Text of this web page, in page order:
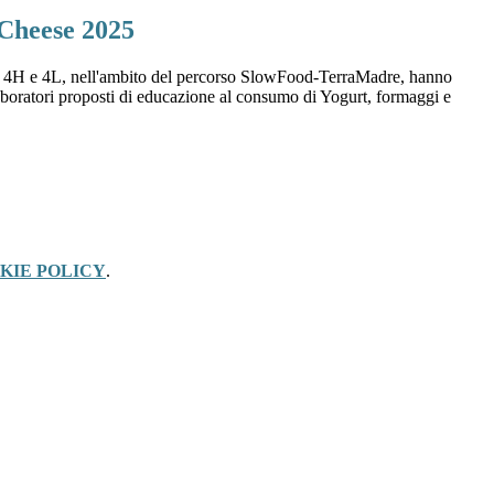
2025
e 4L, nell'ambito del percorso SlowFood-TerraMadre, hanno
proposti di educazione al consumo di Yogurt, formaggi e
POLICY.